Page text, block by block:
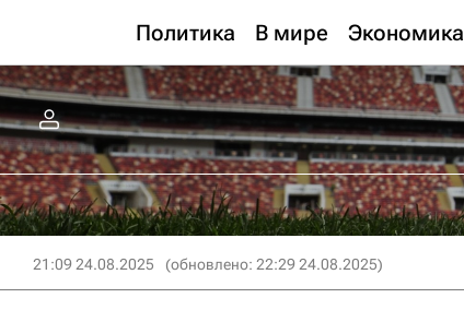
Политика В мире Экономика
21:09 24.08.2025 (обновлено: 22:29 24.08.2025)